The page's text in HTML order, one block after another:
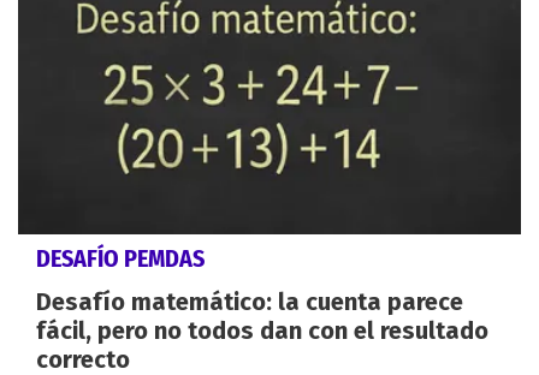
DESAFÍO PEMDAS
Desafío matemático: la cuenta parece
fácil, pero no todos dan con el resultado
correcto